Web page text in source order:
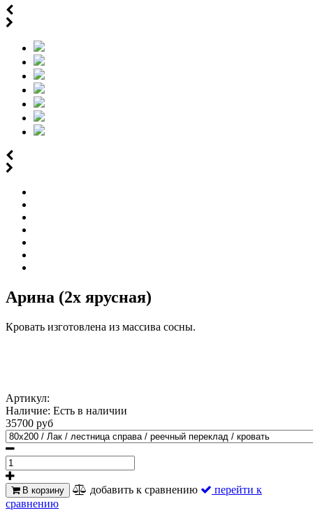
Арина (2х ярусная)
Кровать изготовлена из массива сосны.
Артикул:
Наличие: Есть в наличии
35700 руб
В корзину добавить к сравнению
перейти к
сравнению